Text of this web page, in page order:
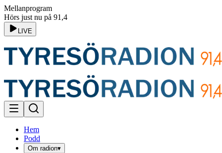
Mellanprogram
Hörs just nu på 91,4
LIVE
Hem
Podd
Om radion▾